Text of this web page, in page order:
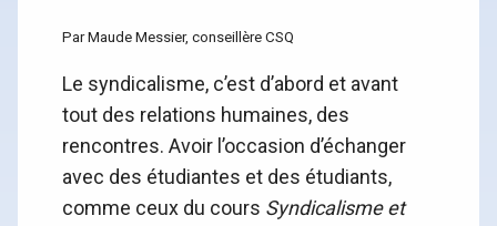
Par Maude Messier, conseillère CSQ
Le syndicalisme, c’est d’abord et avant
tout des relations humaines, des
rencontres. Avoir l’occasion d’échanger
avec des étudiantes et des étudiants,
comme ceux du cours Syndicalisme et